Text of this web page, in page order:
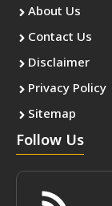
About Us
Contact Us
Disclaimer
Privacy Policy
Sitemap
Follow Us